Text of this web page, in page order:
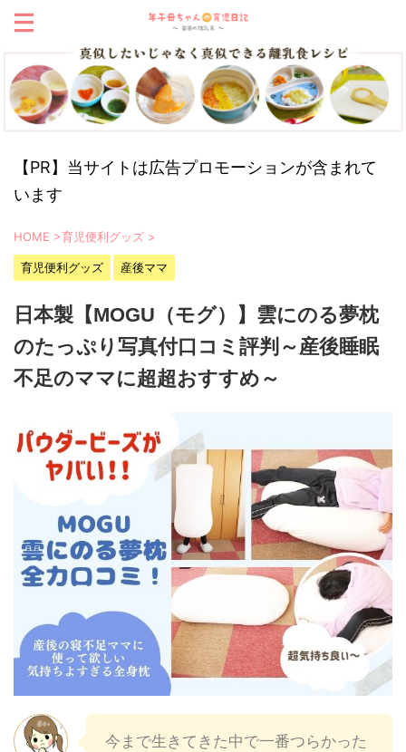
【PR】当サイトは広告プロモーションが含まれて
います
HOME >育児便利グッズ >
育児便利グッズ 産後ママ
日本製【MOGU（モグ）】雲にのる夢枕
のたっぷり写真付口コミ評判～産後睡眠
不足のママに超超おすすめ～
今まで生きてきた中で一番つらかった